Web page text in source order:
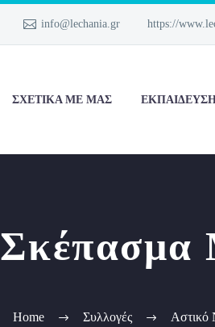
info@lechania.gr https://
ΣΧΕΤΙΚΑ ΜΕ ΜΑΣ
Σκέπασμα
Home Συλλογές Αστικό